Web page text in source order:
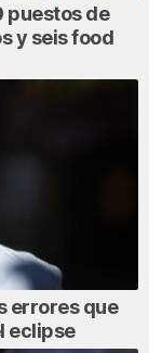
puestos de
y seis food
errores que
eclipse